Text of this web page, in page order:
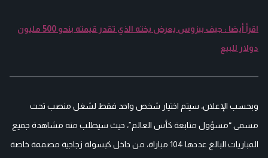
اقرأ أيضا : جيف بيزوس يعرض يخته الذي تقدر قيمته بنحو 500 مليون
دولار للبيع
وبحسب الإعلان، سيتم اختيار شخص واحد فقط لشغل منصب تحت
مسمى “مسؤول متابعة كأس العالم”، حيث سيطلب منه مشاهدة جميع
المباريات البالغ عددها 104 مباراة، من داخل كبسولة زجاجية مصممة خاصة